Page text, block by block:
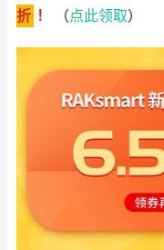
折 ！ （点此领取）